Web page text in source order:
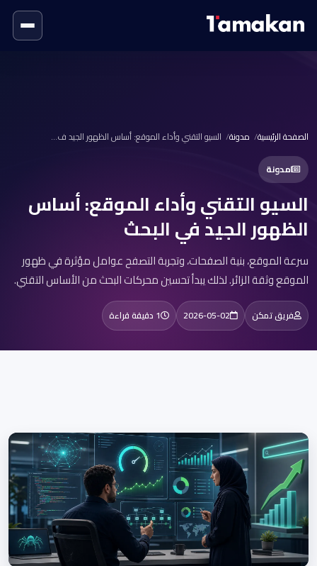
الصفحة الرئيسية مدونة السيو التقني وأداء الموقع: أساس الظهور الجيد ف...
مدونة
السيو التقني وأداء الموقع: أساس
الظهور الجيد في البحث
سرعة الموقع، بنية الصفحات، وتجربة التصفح عوامل مؤثرة في ظهور
الموقع وثقة الزائر. لذلك يبدأ تحسين محركات البحث من الأساس التقني.
فريق تمكن 2026-05-02 1 دقيقة قراءة